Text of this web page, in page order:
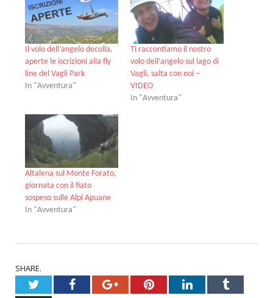
nuova
finestra)
finestra)
Il volo dell’angelo decolla,
aperte le iscrizioni alla fly
line del Vagli Park
In "Avventura"
Ti raccontiamo il nostro
volo dell’angelo sul lago di
Vagli, salta con noi –
VIDEO
In "Avventura"
Altalena sul Monte Forato,
giornata con il fiato
sospeso sulle Alpi Apuane
In "Avventura"
SHARE.
TwitterFacebookGoogle+PinterestLinkedInTumblr